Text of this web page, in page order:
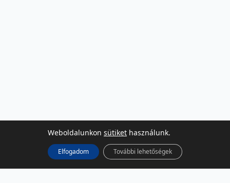
Weboldalunkon sütiket használunk.
Elfogadom További lehetőségek